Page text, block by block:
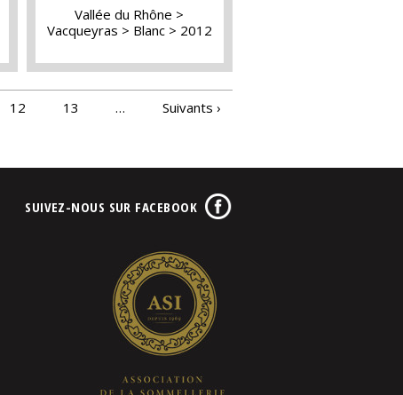
Vallée du Rhône
Vacqueyras
Blanc 2012
12 13 …
Suivants ›
SUIVEZ-NOUS SUR FACEBOOK